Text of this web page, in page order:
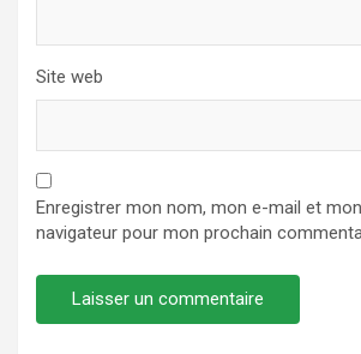
Site web
Enregistrer mon nom, mon e-mail et
navigateur pour mon prochain